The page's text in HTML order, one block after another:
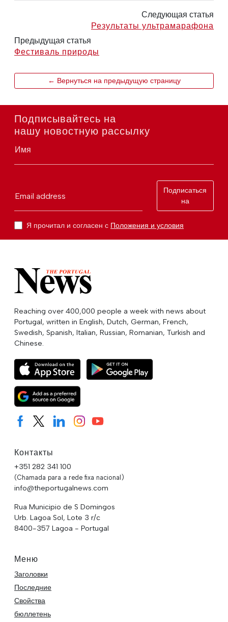
Следующая статья
Результаты ультрамарафона
Предыдущая статья
Фестиваль природы
← Вернуться на предыдущую страницу
Подписывайтесь на
нашу новостную рассылку
Имя
Email address
Подписаться
на
Я прочитал и согласен с Положения и условия
Reaching over 400,000 people a week with news about
Portugal, written in English, Dutch, German, French,
Swedish, Spanish, Italian, Russian, Romanian, Turkish and
Chinese.
Контакты
+351 282 341 100
(Chamada para a rede fixa nacional)
info@theportugalnews.com
Rua Municipio de S Domingos
Urb. Lagoa Sol, Lote 3 r/c
8400-357 Lagoa - Portugal
Меню
Заголовки
Последние
Свойства
бюллетень